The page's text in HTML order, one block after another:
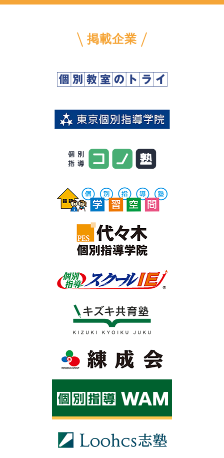
掲載企業